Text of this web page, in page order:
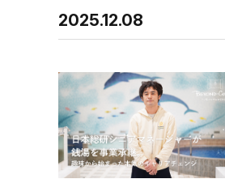
2025.12.08